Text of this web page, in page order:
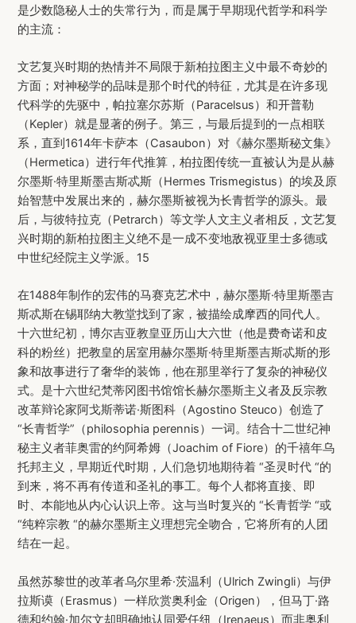
是少数隐秘人士的失常行为，而是属于早期现代哲学和科学
的主流：
文艺复兴时期的热情并不局限于新柏拉图主义中最不奇妙的
方面；对神秘学的品味是那个时代的特征，尤其是在许多现
代科学的先驱中，帕拉塞尔苏斯（Paracelsus）和开普勒
（Kepler）就是显著的例子。第三，与最后提到的一点相联
系，直到1614年卡萨本（Casaubon）对《赫尔墨斯秘文集》
（Hermetica）进行年代推算，柏拉图传统一直被认为是从赫
尔墨斯·特里斯墨吉斯忒斯（Hermes Trismegistus）的埃及原
始智慧中发展出来的，赫尔墨斯被视为长青哲学的源头。最
后，与彼特拉克（Petrarch）等文学人文主义者相反，文艺复
兴时期的新柏拉图主义绝不是一成不变地敌视亚里士多德或
中世纪经院主义学派。15
在1488年制作的宏伟的马赛克艺术中，赫尔墨斯·特里斯墨吉
斯忒斯在锡耶纳大教堂找到了家，被描绘成摩西的同代人。
十六世纪初，博尔吉亚教皇亚历山大六世（他是费奇诺和皮
科的粉丝）把教皇的居室用赫尔墨斯·特里斯墨吉斯忒斯的形
象和故事进行了奢华的装饰，他在那里举行了复杂的神秘仪
式。是十六世纪梵蒂冈图书馆馆长赫尔墨斯主义者及反宗教
改革辩论家阿戈斯蒂诺·斯图科（Agostino Steuco）创造了
“长青哲学”（philosophia perennis）一词。结合十二世纪神
秘主义者菲奥雷的约阿希姆（Joachim of Fiore）的千禧年乌
托邦主义，早期近代时期，人们急切地期待着 “圣灵时代 “的
到来，将不再有传道和圣礼的事工。每个人都将直接、即
时、本能地从内心认识上帝。这与当时复兴的 “长青哲学 “或
“纯粹宗教 “的赫尔墨斯主义理想完全吻合，它将所有的人团
结在一起。
虽然苏黎世的改革者乌尔里希·茨温利（Ulrich Zwingli）与伊
拉斯谟（Erasmus）一样欣赏奥利金（Origen），但马丁·路
德和约翰·加尔文却明确地认同爱任纽（Irenaeus）而非奥利